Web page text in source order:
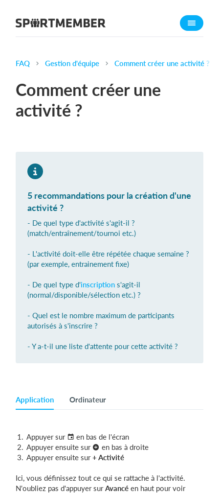
À propos de SportMember
Fonctionnalités
Calendrier sportif
Combien ça coûte ?
Se connecter
FAQ Gestion d'équipe Comment créer une activité ?
Comment créer une
activité ?
5 recommandations pour la création d'une
activité ?
- De quel type d'activité s'agit-il ?
(match/entraînement/tournoi etc.)
- L'activité doit-elle être répétée chaque semaine ?
(par exemple, entrainement fixe)
- De quel type d'inscription s'agit-il
(normal/disponible/sélection etc.) ?
- Quel est le nombre maximum de participants
autorisés à s'inscrire ?
- Y a-t-il une liste d'attente pour cette activité ?
Application Ordinateur
Appuyer sur
en bas de l'écran
Appuyer ensuite sur
en bas à droite
Appuyer ensuite sur+ Activité
Ici, vous définissez tout ce qui se rattache à l'activité.
N'oubliez pas d'appuyer surAvancé en haut pour voir